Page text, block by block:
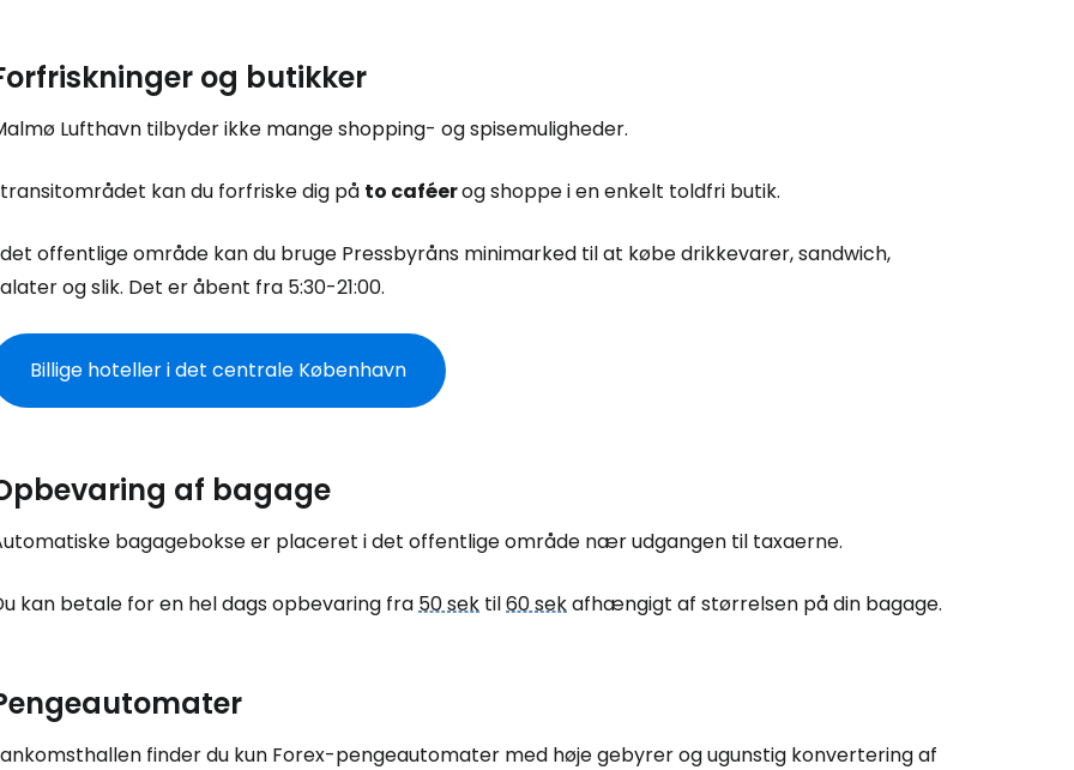
og butikker
Lufthavn tilbyder ikke mange shopping- og spisemuligheder.
kan du forfriske dig på to caféerog shoppe i en enkelt toldfri butik.
offentlige område kan du bruge Pressbyråns minimarked til at købe drikkevarer, sandwich,
og slik. Det er åbent fra 5:30-21:00.
Billige hoteller i det centrale København
af bagage
bagagebokse er placeret i det offentlige område nær udgangen til taxaerne.
kan betale for en hel dags opbevaring fra50 sek til60 sekafhængigt af størrelsen på din bagage.
finder du kun Forex-pengeautomater med høje gebyrer og ugunstig konvertering af
Log ind på Cestee
... det verdensomspændende rejsefællesskab